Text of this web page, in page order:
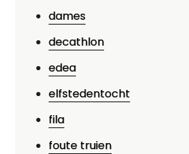
dames
decathlon
edea
elfstedentocht
fila
foute truien